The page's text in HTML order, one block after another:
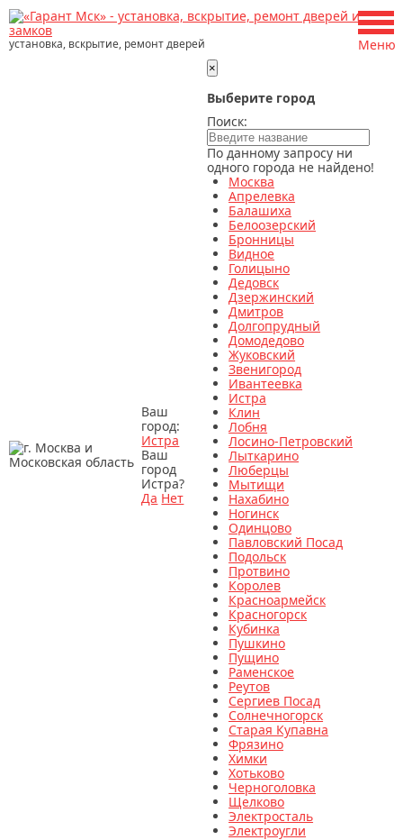
установка, вскрытие, ремонт дверей
Ваш
город:
Истра
Ваш
город
Истра?
Да Нет
×
Выберите город
Поиск:
По данному запросу ни
одного города не найдено!
Москва
Апрелевка
Балашиха
Белоозерский
Бронницы
Видное
Голицыно
Дедовск
Дзержинский
Дмитров
Долгопрудный
Домодедово
Жуковский
Звенигород
Ивантеевка
Истра
Клин
Лобня
Лосино-Петровский
Лыткарино
Люберцы
Мытищи
Нахабино
Ногинск
Одинцово
Павловский Посад
Подольск
Протвино
Королев
Красноармейск
Красногорск
Кубинка
Пушкино
Пущино
Раменское
Реутов
Сергиев Посад
Солнечногорск
Старая Купавна
Фрязино
Химки
Хотьково
Черноголовка
Щелково
Электросталь
Электроугли
Меню